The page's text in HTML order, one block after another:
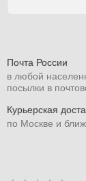
Почта России
в любой
посылки в
Курьерская
по Москве и